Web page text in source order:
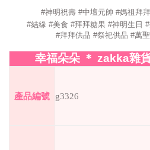
#神明祝壽 #中壇元帥 #媽祖拜拜
#結緣#美食 #拜拜糖果#神明生日 #
#拜拜供品 #祭祀供品 #萬
幸福朵朵 ＊ zakka雜
產品編號 g3326